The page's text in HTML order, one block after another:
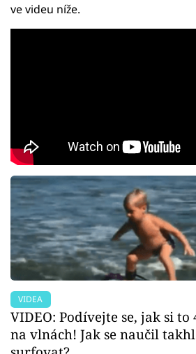
ve videu níže.
VIDEA
VIDEO: Podívejte se, jak si
na vlnách! Jak se naučil